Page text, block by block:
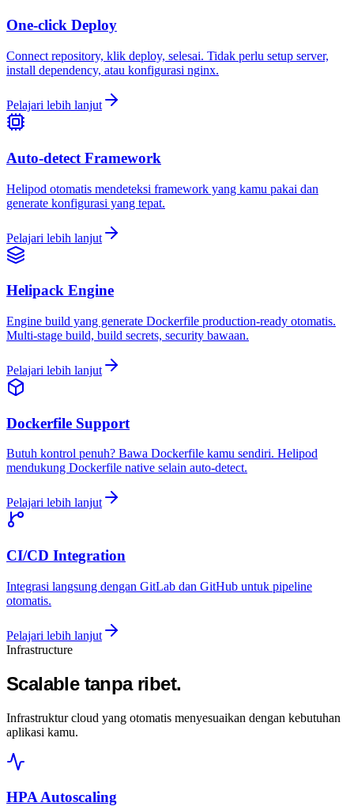
One-click Deploy
Connect repository, klik deploy, selesai. Tidak perlu setup server,
install dependency, atau konfigurasi nginx.
Pelajari lebih lanjut
Auto-detect Framework
Helipod otomatis mendeteksi framework yang kamu pakai dan
generate konfigurasi yang tepat.
Pelajari lebih lanjut
Helipack Engine
Engine build yang generate Dockerfile production-ready otomatis.
Multi-stage build, build secrets, security bawaan.
Pelajari lebih lanjut
Dockerfile Support
Butuh kontrol penuh? Bawa Dockerfile kamu sendiri. Helipod
mendukung Dockerfile native selain auto-detect.
Pelajari lebih lanjut
CI/CD Integration
Integrasi langsung dengan GitLab dan GitHub untuk pipeline
otomatis.
Pelajari lebih lanjut
Infrastructure
Scalable tanpa ribet.
Infrastruktur cloud yang otomatis menyesuaikan dengan kebutuhan
aplikasi kamu.
HPA Autoscaling